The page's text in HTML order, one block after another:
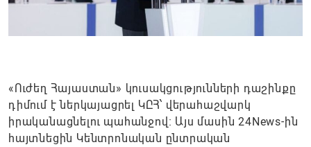
«Ուժեղ Հայաստան» կուսակցությունների դաշինքը
դիմում է ներկայացրել ԿԸՀ՝ վերահաշվարկ
իրականացնելու պահանջով։ Այս մասին 24News-ին
հայտնեցին Կենտրոնական ընտրական